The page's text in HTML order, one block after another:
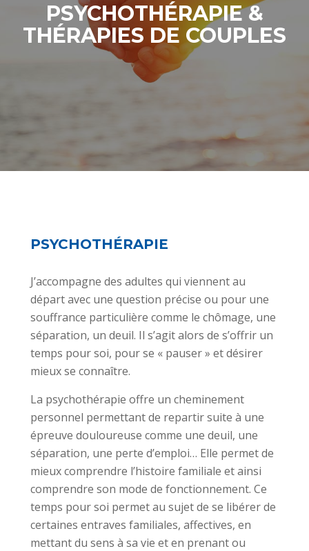
PSYCHOTHÉRAPIE &
THÉRAPIES DE COUPLES
PSYCHOTHÉRAPIE
J’accompagne des adultes qui viennent au
départ avec une question précise ou pour une
souffrance particulière comme le chômage, une
séparation, un deuil. Il s’agit alors de s’offrir un
temps pour soi, pour se « pauser » et désirer
mieux se connaître.
La psychothérapie offre un cheminement
personnel permettant de repartir suite à une
épreuve douloureuse comme une deuil, une
séparation, une perte d’emploi… Elle permet de
mieux comprendre l’histoire familiale et ainsi
comprendre son mode de fonctionnement. Ce
temps pour soi permet au sujet de se libérer de
certaines entraves familiales, affectives, en
mettant du sens à sa vie et en prenant ou